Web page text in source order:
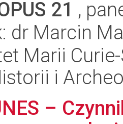
21 ,
dr Marcin
Marii
i
–